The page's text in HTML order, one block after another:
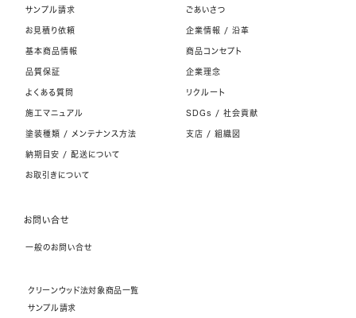
サンプル請求
お見積り依頼
基本商品情報
品質保証
よくある質問
施工マニュアル
塗装種類 / メンテナンス方法
納期目安 / 配送について
お取引きについて
ごあいさつ
企業情報 / 沿革
商品コンセプト
企業理念
リクルート
SDGs / 社会貢献
支店 / 組織図
お問い合せ
一般のお問い合せ
クリーンウッド法対象商品一覧
サンプル請求